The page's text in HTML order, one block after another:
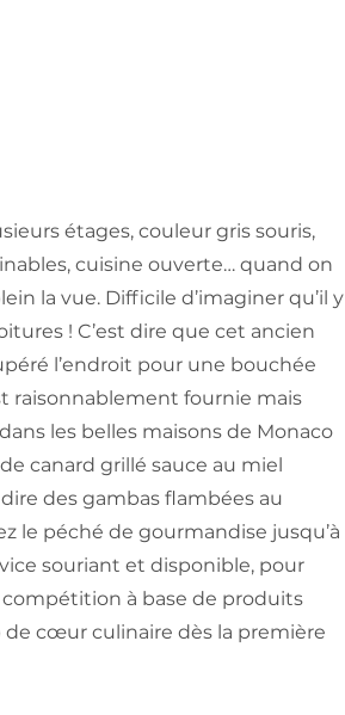
étages, couleur gris souris,
cuisine ouverte… quand on
la vue. Difficile d’imaginer qu’il y
! C’est dire que cet ancien
l’endroit pour une bouchée
raisonnablement fournie mais
les belles maisons de Monaco
canard grillé sauce au miel
des gambas flambées au
le péché de gourmandise jusqu’à
souriant et disponible, pour
à base de produits
cœur culinaire dès la première